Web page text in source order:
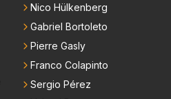
Nico Hülkenberg
Gabriel Bortoleto
Pierre Gasly
Franco Colapinto
Sergio Pérez